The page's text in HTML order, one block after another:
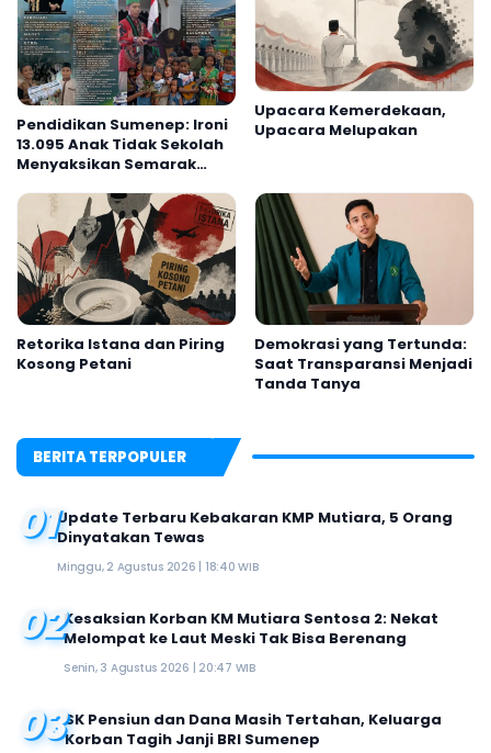
Pendidikan Sumenep: Ironi
13.095 Anak Tidak Sekolah
Menyaksikan Semarak
2026
Upacara Kemerdekaan,
Upacara Melupakan
Retorika Istana dan Piring
Kosong Petani
Demokrasi yang Tertunda:
Saat Transparansi Menjadi
Tanda Tanya
BERITA TERPOPULER
01Update Terbaru Kebakaran KMP Mutiara, 5 Orang
Dinyatakan Tewas
Minggu, 2 Agustus 2026 | 18:40 WIB
02Kesaksian Korban KM Mutiara Sentosa 2: Nekat
Melompat ke Laut Meski Tak Bisa Berenang
Senin, 3 Agustus 2026 | 20:47 WIB
03SK Pensiun dan Dana Masih Tertahan, Keluarga
Korban Tagih Janji BRI Sumenep